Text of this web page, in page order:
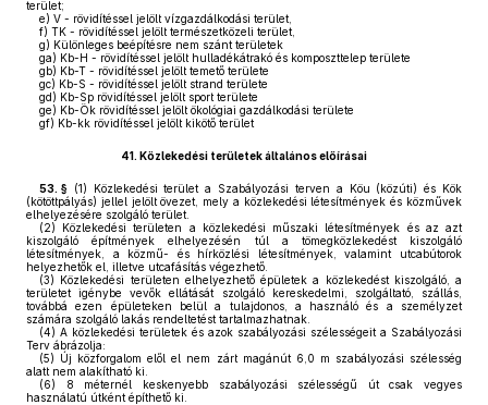
terület;
e) V - rövidítéssel jelölt vízgazdálkodási terület,
f) TK - rövidítéssel jelölt természetközeli terület,
g) Különleges beépítésre nem szánt területek
ga) Kb-H - rövidítéssel jelölt hulladékátrakó és komposzttelep területe
gb) Kb-T - rövidítéssel jelölt temető területe
gc) Kb-S - rövidítéssel jelölt strand területe
gd) Kb-Sp rövidítéssel jelölt sport területe
ge) Kb-Ök rövidítéssel jelölt ökológiai gazdálkodási területe
gf) Kb-kk rövidítéssel jelölt kikötő terület
41. Közlekedési területek általános előírásai
53. § (1) Közlekedési terület a Szabályozási terven a Köu (közúti) és Kök
(kötöttpályás) jellel jelölt övezet, mely a közlekedési létesítmények és közművek
elhelyezésére szolgáló terület.
(2) Közlekedési területen a közlekedési műszaki létesítmények és az azt
kiszolgáló építmények elhelyezésén túl a tömegközlekedést kiszolgáló
létesítmények, a közmű- és hírközlési létesítmények, valamint utcabútorok
helyezhetők el, illetve utcafásítás végezhető.
(3) Közlekedési területen elhelyezhető épületek a közlekedést kiszolgáló, a
területet igénybe vevők ellátását szolgáló kereskedelmi, szolgáltató, szállás,
továbbá ezen épületeken belül a tulajdonos, a használó és a személyzet
számára szolgáló lakás rendeltetést tartalmazhatnak.
(4) A közlekedési területek és azok szabályozási szélességeit a Szabályozási
Terv ábrázolja:
(5) Új közforgalom elől el nem zárt magánút 6,0 m szabályozási szélesség
alatt nem alakítható ki.
(6) 8 méternél keskenyebb szabályozási szélességű út csak vegyes
használatú útként építhető ki.